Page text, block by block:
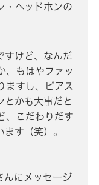
ヘッドホンの
すけど、なんだ
、もはやファッ
ますし、ピアス
とかも大事だと
、こだわりだす
す（笑）。
にメッセージ